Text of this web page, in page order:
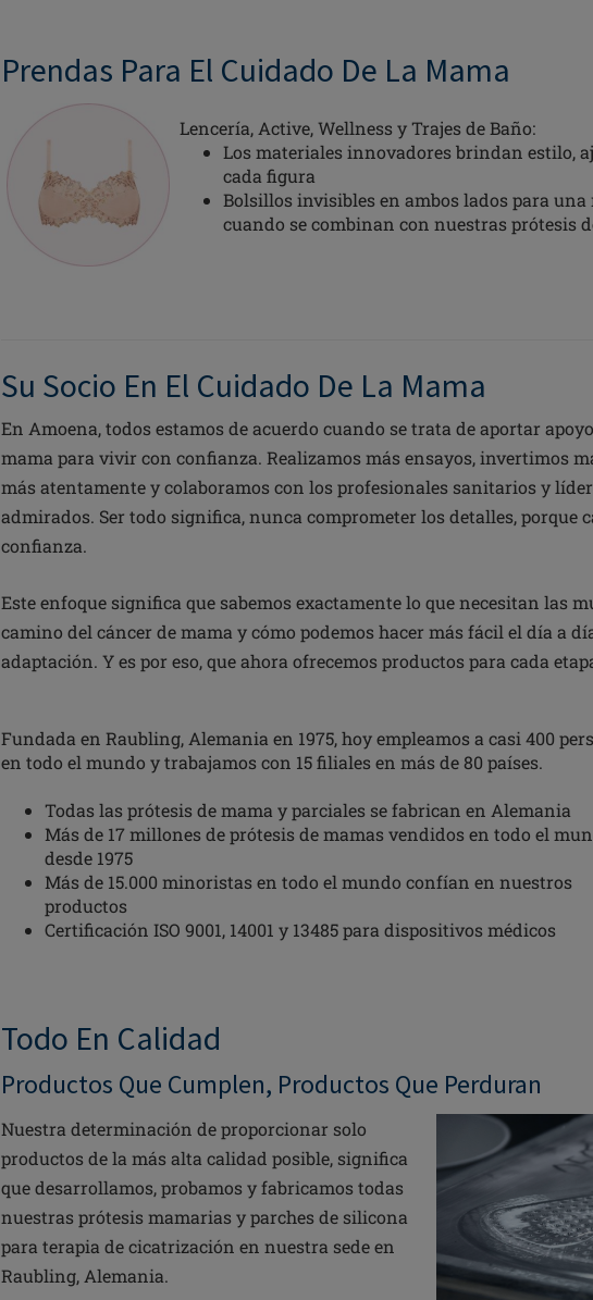
Prendas Para El Cuidado De La Mama
Lencería, Active, Wellness y Trajes de Baño:
Los materiales innovadores brindan estilo,
cada figura
Bolsillos invisibles en ambos lados para
cuando se combinan con nuestras prótesis
Su Socio En El Cuidado De La Mama
En Amoena, todos estamos de acuerdo cuando se trata de aportar
mama para vivir con confianza. Realizamos más ensayos, invertimos
más atentamente y colaboramos con los profesionales sanitarios y
admirados. Ser todo significa, nunca comprometer los detalles, porque
confianza.
Este enfoque significa que sabemos exactamente lo que necesitan las
camino del cáncer de mama y cómo podemos hacer más fácil el día a
adaptación. Y es por eso, que ahora ofrecemos productos para cada
Fundada en Raubling, Alemania en 1975, hoy empleamos a casi 400
en todo el mundo y trabajamos con 15 filiales en más de 80 países.
Todas las prótesis de mama y parciales se fabrican en Alemania
Más de 17 millones de prótesis de mamas vendidos en todo el
desde 1975
Más de 15.000 minoristas en todo el mundo confían en nuestros
productos
Certificación ISO 9001, 14001 y 13485 para dispositivos médicos
Todo En Calidad
Productos Que Cumplen, Productos Que Perduran
Nuestra determinación de proporcionar solo
productos de la más alta calidad posible, significa
que desarrollamos, probamos y fabricamos todas
nuestras prótesis mamarias y parches de silicona
para terapia de cicatrización en nuestra sede en
Raubling, Alemania.